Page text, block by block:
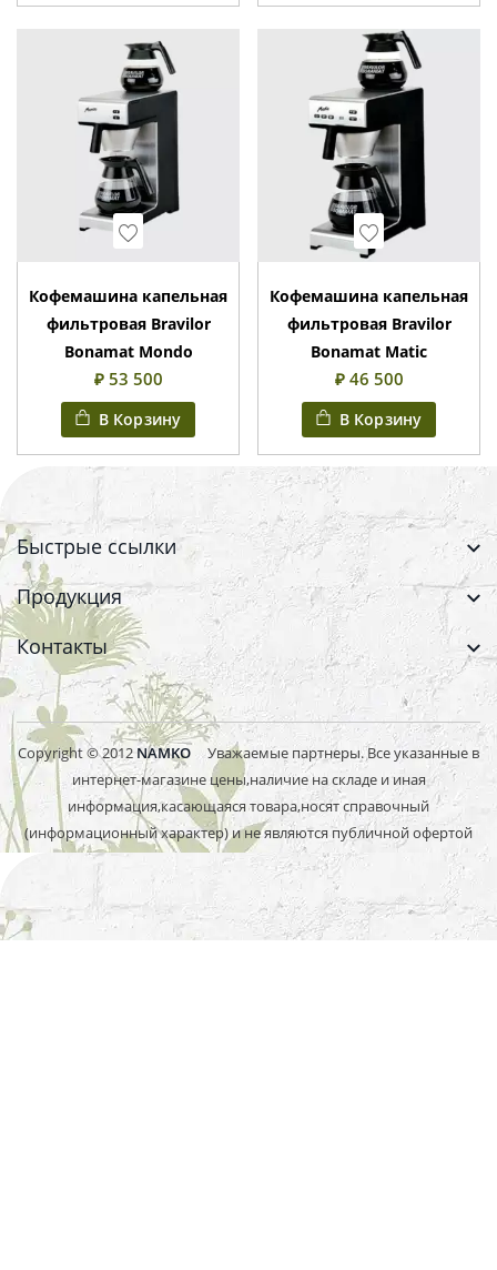
Кофемашина капельная
фильтровая Bravilor
Bonamat Mondo
₽ 53 500
В Корзину
Wishlist
Кофемашина капельная
фильтровая Bravilor
Bonamat Matic
₽ 46 500
В Корзину
Быстрые ссылки
Продукция
Контакты
Copyright © 2012 NAMKO Уважаемые партнеры. Все указанные в
интернет-магазине цены,наличие на складе и иная
информация,касающаяся товара,носят справочный
(информационный характер) и не являются публичной офертой